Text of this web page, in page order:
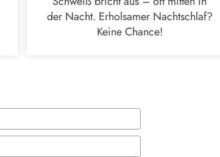
der Nacht. Erholsamer Nachtschlaf?
Keine Chance!